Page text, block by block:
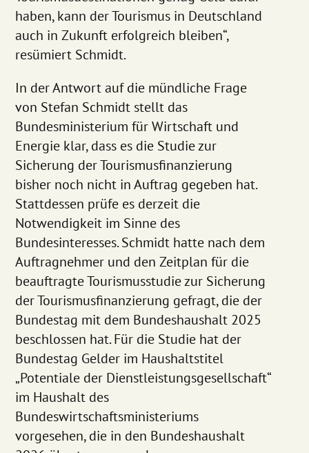
haben, kann der Tourismus in Deutschland
auch in Zukunft erfolgreich bleiben“,
resümiert Schmidt.
In der Antwort auf die mündliche Frage
von Stefan Schmidt stellt das
Bundesministerium für Wirtschaft und
Energie klar, dass es die Studie zur
Sicherung der Tourismusfinanzierung
bisher noch nicht in Auftrag gegeben hat.
Stattdessen prüfe es derzeit die
Notwendigkeit im Sinne des
Bundesinteresses. Schmidt hatte nach dem
Auftragnehmer und den Zeitplan für die
beauftragte Tourismusstudie zur Sicherung
der Tourismusfinanzierung gefragt, die der
Bundestag mit dem Bundeshaushalt 2025
beschlossen hat. Für die Studie hat der
Bundestag Gelder im Haushaltstitel
„Potentiale der Dienstleistungsgesellschaft“
im Haushalt des
Bundeswirtschaftsministeriums
vorgesehen, die in den Bundeshaushalt